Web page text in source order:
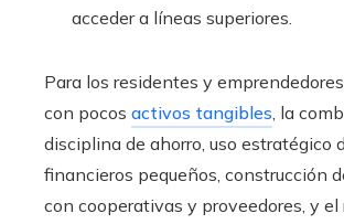
acceder a líneas superiores.
Para los residentes y
con pocos activos tangibles, la
disciplina de ahorro, uso estratégico
financieros pequeños, construcción
con cooperativas y proveedores, y el